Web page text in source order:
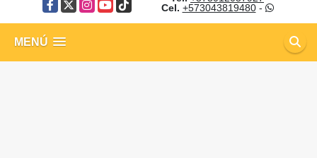
Facebook
X Instagram
YouTube
TikTok
Cel. +573043819480-
MENÚ